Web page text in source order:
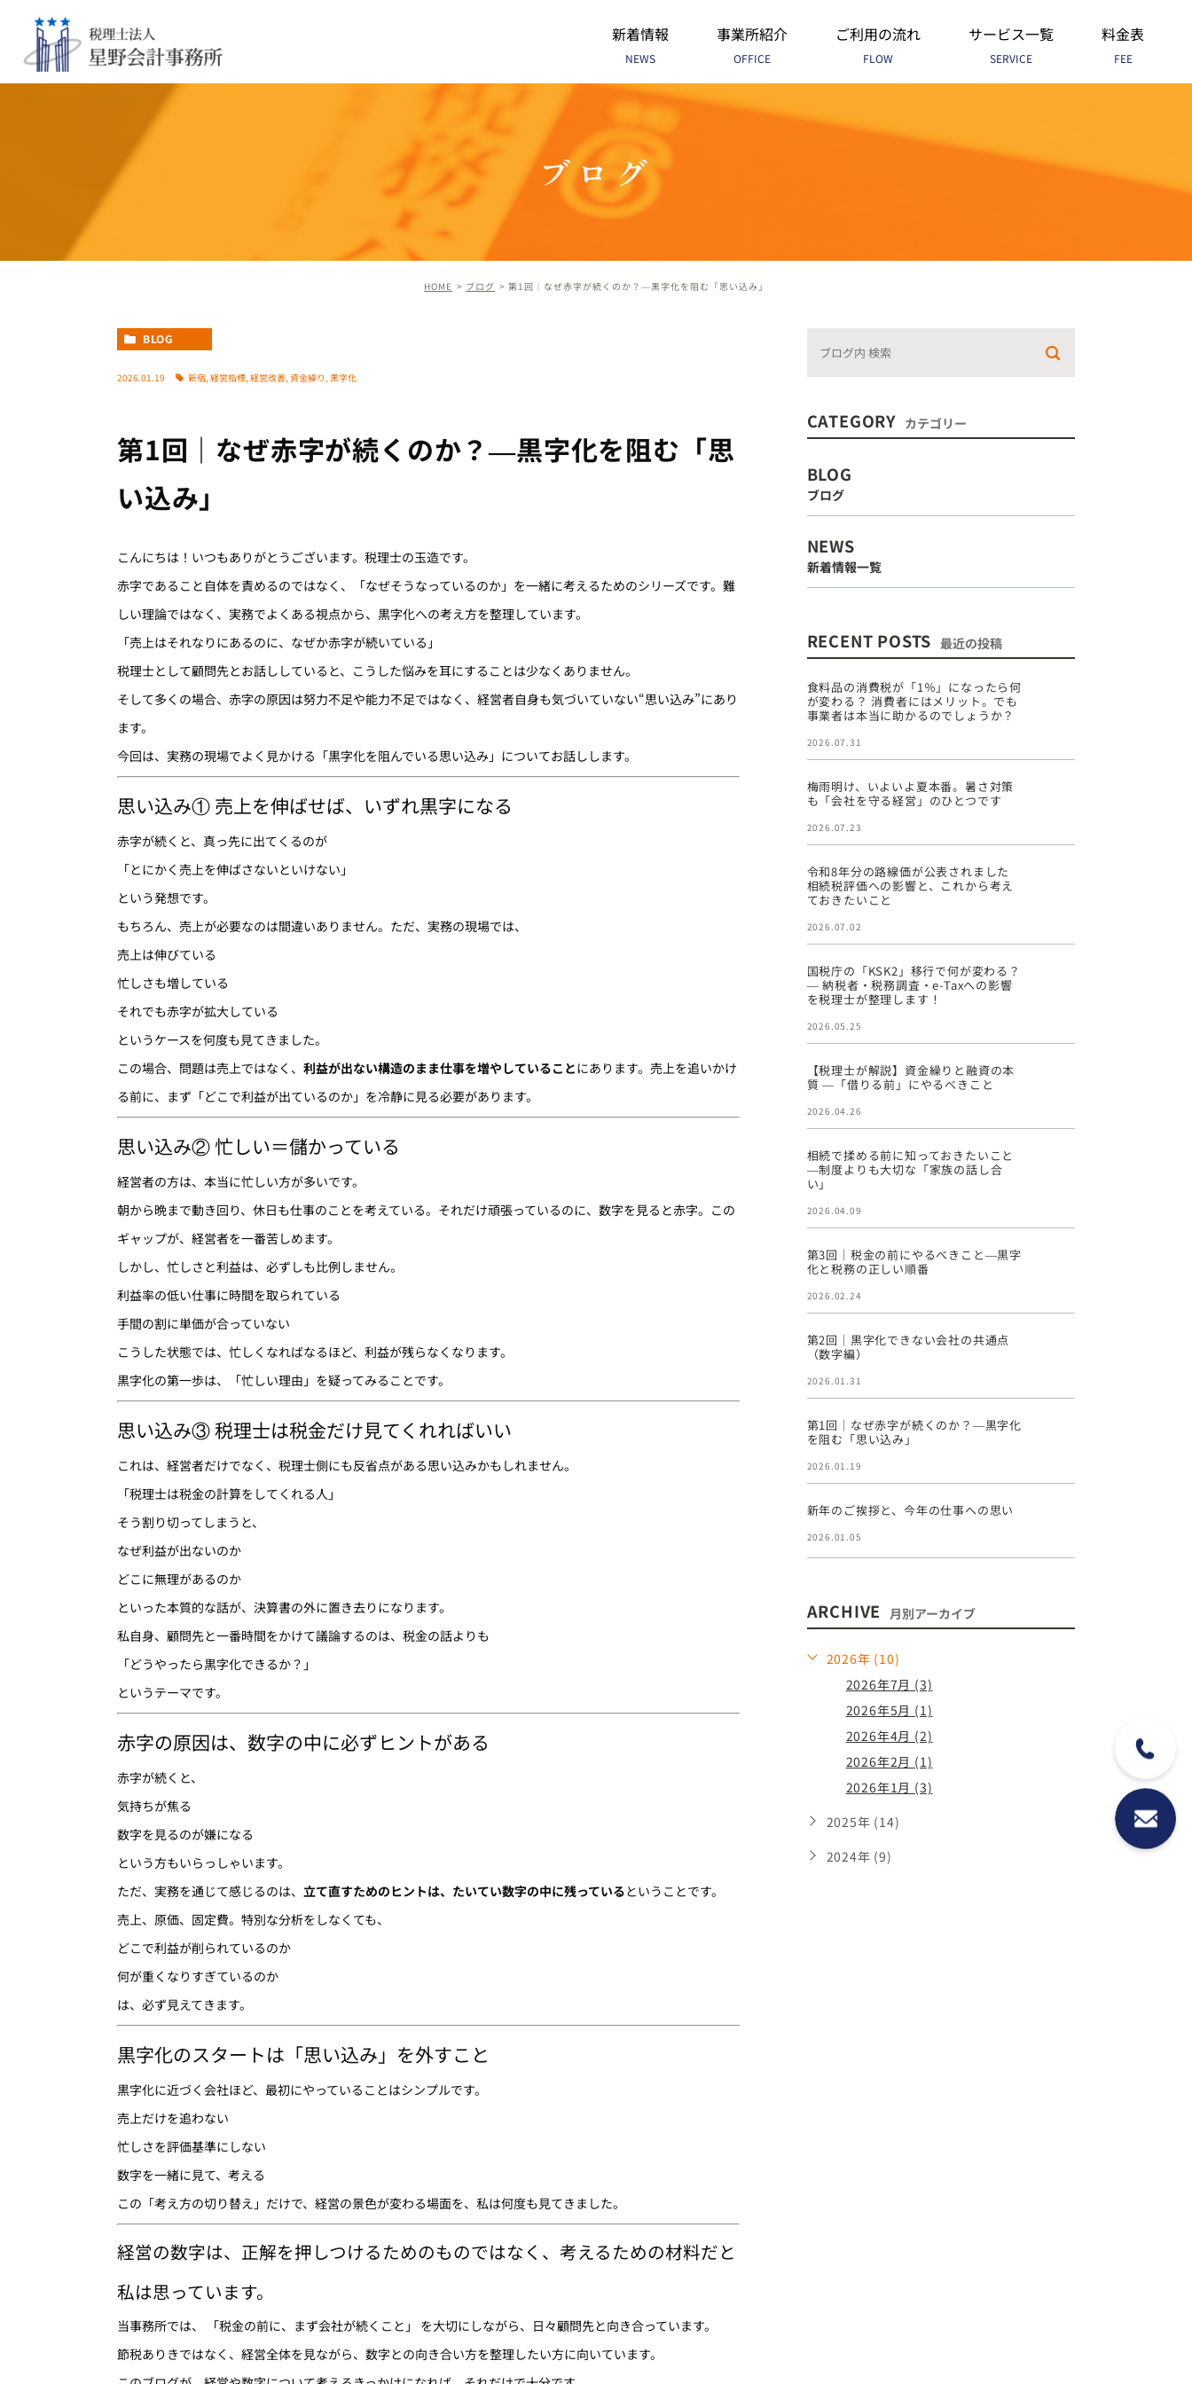
新着情報
NEWS
事業所紹介
OFFICE
ご利用の流れ
FLOW
サービス一覧
SERVICE
個人税務会計
料金表
FEE
ブログ
HOME ブログ 第1回｜なぜ赤字が続くのか？―黒字化を阻む「思い込み」
BLOG
2026.01.19 新宿,経営指標,経営改善,資金繰り,黒字化
第1回｜なぜ赤字が続くのか？―黒字化を阻む「思
い込み」
こんにちは！いつもありがとうございます。税理士の玉造です。
赤字であること自体を責めるのではなく、「なぜそうなっているのか」を一緒に考えるためのシリーズです。難
しい理論ではなく、実務でよくある視点から、黒字化への考え方を整理しています。
「売上はそれなりにあるのに、なぜか赤字が続いている」
税理士として顧問先とお話ししていると、こうした悩みを耳にすることは少なくありません。
そして多くの場合、赤字の原因は努力不足や能力不足ではなく、経営者自身も気づいていない“思い込み”にあり
ます。
今回は、実務の現場でよく見かける「黒字化を阻んでいる思い込み」についてお話しします。
思い込み① 売上を伸ばせば、いずれ黒字になる
赤字が続くと、真っ先に出てくるのが
「とにかく売上を伸ばさないといけない」
という発想です。
もちろん、売上が必要なのは間違いありません。ただ、実務の現場では、
売上は伸びている
忙しさも増している
それでも赤字が拡大している
というケースを何度も見てきました。
この場合、問題は売上ではなく、 利益が出ない構造のまま仕事を増やしていることにあります。売上を追いかけ
る前に、まず「どこで利益が出ているのか」を冷静に見る必要があります。
思い込み② 忙しい＝儲かっている
経営者の方は、本当に忙しい方が多いです。
朝から晩まで動き回り、休日も仕事のことを考えている。それだけ頑張っているのに、数字を見ると赤字。この
ギャップが、経営者を一番苦しめます。
しかし、忙しさと利益は、必ずしも比例しません。
利益率の低い仕事に時間を取られている
手間の割に単価が合っていない
こうした状態では、忙しくなればなるほど、利益が残らなくなります。
黒字化の第一歩は、「忙しい理由」を疑ってみることです。
思い込み③ 税理士は税金だけ見てくれればいい
これは、経営者だけでなく、税理士側にも反省点がある思い込みかもしれません。
「税理士は税金の計算をしてくれる人」
そう割り切ってしまうと、
なぜ利益が出ないのか
どこに無理があるのか
といった本質的な話が、決算書の外に置き去りになります。
私自身、顧問先と一番時間をかけて議論するのは、税金の話よりも
「どうやったら黒字化できるか？」
というテーマです。
赤字の原因は、数字の中に必ずヒントがある
赤字が続くと、
気持ちが焦る
数字を見るのが嫌になる
という方もいらっしゃいます。
ただ、実務を通じて感じるのは、 立て直すためのヒントは、たいてい数字の中に残っているということです。
売上、原価、固定費。特別な分析をしなくても、
どこで利益が削られているのか
何が重くなりすぎているのか
は、必ず見えてきます。
黒字化のスタートは「思い込み」を外すこと
黒字化に近づく会社ほど、最初にやっていることはシンプルです。
売上だけを追わない
忙しさを評価基準にしない
数字を一緒に見て、考える
この「考え方の切り替え」だけで、経営の景色が変わる場面を、私は何度も見てきました。
経営の数字は、正解を押しつけるためのものではなく、考えるための材料だと
私は思っています。
当事務所では、 「税金の前に、まず会社が続くこと」 を大切にしながら、日々顧問先と向き合っています。
節税ありきではなく、経営全体を見ながら、数字との向き合い方を整理したい方に向いています。
CATEGORY カテゴリー
BLOG
ブログ
NEWS
新着情報一覧
RECENT POSTS 最近の投稿
食料品の消費税が「1％」になったら何
が変わる？ 消費者にはメリット。でも
事業者は本当に助かるのでしょうか？
2026.07.31
梅雨明け、いよいよ夏本番。暑さ対策
も「会社を守る経営」のひとつです
2026.07.23
令和8年分の路線価が公表されました
相続税評価への影響と、これから考え
ておきたいこと
2026.07.02
国税庁の「KSK2」移行で何が変わる？
― 納税者・税務調査・e-Taxへの影響
を税理士が整理します！
2026.05.25
【税理士が解説】資金繰りと融資の本
質 ―「借りる前」にやるべきこと
2026.04.26
相続で揉める前に知っておきたいこと
―制度よりも大切な「家族の話し合
い」
2026.04.09
第3回｜税金の前にやるべきこと―黒字
化と税務の正しい順番
2026.02.24
第2回｜黒字化できない会社の共通点
（数字編）
2026.01.31
第1回｜なぜ赤字が続くのか？―黒字化
を阻む「思い込み」
2026.01.19
新年のご挨拶と、今年の仕事への思い
2026.01.05
ARCHIVE 月別アーカイブ
2026年 (10)
2026年7月 (3)
2026年5月 (1)
2026年4月 (2)
2026年2月 (1)
2026年1月 (3)
2025年 (14)
2024年 (9)